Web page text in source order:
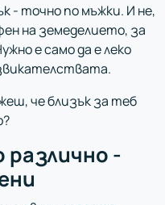
- точно по мъжки. И не,
на земеделието, за
е само да е леко
че близък за теб
-